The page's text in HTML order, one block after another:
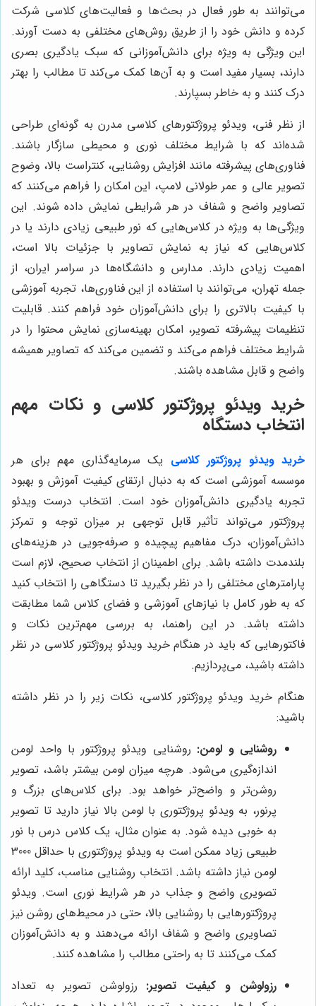
می‌توانند به طور فعال در بحث‌ها و فعالیت‌های کلاسی شرکت
کرده و دانش خود را از طریق روش‌های مختلفی به دست آورند.
این ویژگی به ویژه برای دانش‌آموزانی که سبک یادگیری بصری
دارند، بسیار مفید است و به آن‌ها کمک می‌کند تا مطالب را بهتر
درک کنند و به خاطر بسپارند.
از نظر فنی، ویدئو پروژکتورهای کلاسی مدرن به گونه‌ای طراحی
شده‌اند که با شرایط مختلف نوری و محیطی سازگار باشند.
فناوری‌های پیشرفته مانند افزایش روشنایی، کنتراست بالا، وضوح
تصویر عالی و عمر طولانی لامپ، این امکان را فراهم می‌کنند که
تصاویر واضح و شفاف در هر شرایطی نمایش داده شوند. این
ویژگی‌ها به ویژه در کلاس‌هایی که نور طبیعی زیادی دارند یا در
کلاس‌هایی که نیاز به نمایش تصاویر با جزئیات بالا است،
اهمیت زیادی دارند. مدارس و دانشگاه‌ها در سراسر ایران، از
جمله تهران، می‌توانند با استفاده از این فناوری‌ها، تجربه آموزشی
با کیفیت بالاتری را برای دانش‌آموزان خود فراهم کنند. قابلیت
تنظیمات پیشرفته تصویر، امکان بهینه‌سازی نمایش محتوا را در
شرایط مختلف فراهم می‌کند و تضمین می‌کند که تصاویر همیشه
واضح و قابل مشاهده باشند.
خرید ویدئو پروژکتور کلاسی و نکات مهم
انتخاب دستگاه
خرید ویدئو پروژکتور کلاسی یک سرمایه‌گذاری مهم برای هر
موسسه آموزشی است که به دنبال ارتقای کیفیت آموزش و بهبود
تجربه یادگیری دانش‌آموزان خود است. انتخاب درست ویدئو
پروژکتور می‌تواند تأثیر قابل توجهی بر میزان توجه و تمرکز
دانش‌آموزان، درک مفاهیم پیچیده و صرفه‌جویی در هزینه‌های
بلندمدت داشته باشد. برای اطمینان از انتخاب صحیح، لازم است
پارامترهای مختلفی را در نظر بگیرید تا دستگاهی را انتخاب کنید
که به طور کامل با نیازهای آموزشی و فضای کلاس شما مطابقت
داشته باشد. در این راهنما، به بررسی مهم‌ترین نکات و
فاکتورهایی که باید در هنگام خرید ویدئو پروژکتور کلاسی در نظر
داشته باشید، می‌پردازیم.
هنگام خرید ویدئو پروژکتور کلاسی، نکات زیر را در نظر داشته
باشید:
روشنایی و لومن: روشنایی ویدئو پروژکتور با واحد لومن
اندازه‌گیری می‌شود. هرچه میزان لومن بیشتر باشد، تصویر
روشن‌تر و واضح‌تر خواهد بود. برای کلاس‌های بزرگ و
پرنور، به ویدئو پروژکتوری با لومن بالا نیاز دارید تا تصویر
به خوبی دیده شود. به عنوان مثال، یک کلاس درس با نور
طبیعی زیاد ممکن است به ویدئو پروژکتوری با حداقل 3000
لومن نیاز داشته باشد. انتخاب روشنایی مناسب، کلید ارائه
تصویری واضح و جذاب در هر شرایط نوری است. ویدئو
پروژکتورهایی با روشنایی بالا، حتی در محیط‌های روشن نیز
تصاویری واضح و شفاف ارائه می‌دهند و به دانش‌آموزان
کمک می‌کنند تا به راحتی مطالب را مشاهده کنند.
رزولوشن و کیفیت تصویر: رزولوشن تصویر به تعداد